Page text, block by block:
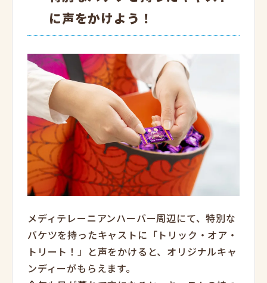
に声をかけよう！
メディテレーニアンハーバー周辺にて、特別な
バケツを持ったキャストに「トリック・オア・
トリート！」と声をかけると、オリジナルキャ
ンディーがもらえます。